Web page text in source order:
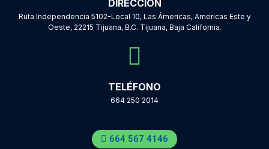
DIRECCIÓN
Ruta Independencia 5102-Local 10, Las Ámericas, Americas Este y
Oeste, 22215 Tijuana, B.C. Tijuana, Baja California.
TELÉFONO
664 250 2014
664 567 4146